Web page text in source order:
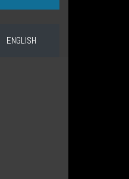
ENGLISH